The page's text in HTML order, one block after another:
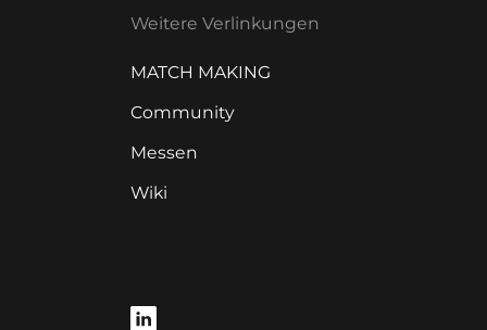
Weitere Verlinkungen
MATCH MAKING
Community
Messen
Wiki